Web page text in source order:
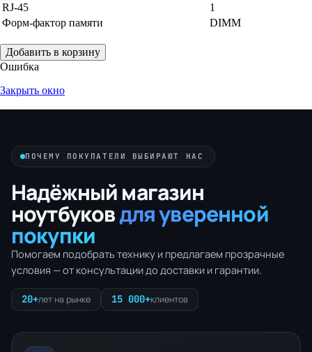
RJ-45
1
Форм-фактор памяти
DIMM
Добавить в корзину
Ошибка
Закрыть окно
ПОЧЕМУ ПОКУПАТЕЛИ ВЫБИРАЮТ НАС
Надёжный магазин
ноутбуковдля уверенной
покупки
Помогаем подобрать технику и предлагаем прозрачные
условия — от консультации до доставки и гарантии.
20+лет на рынке 15 000+клиентов